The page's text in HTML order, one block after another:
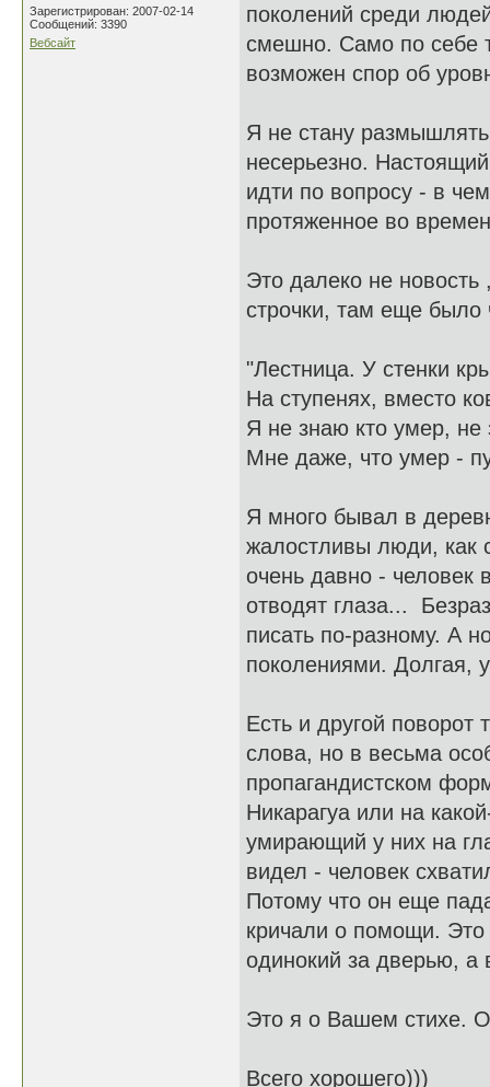
Зарегистрирован: 2007-02-14
Сообщений: 3390
Вебсайт
поколений среди
смешно. Само по себе
возможен спор об
Я не стану
несерьезно.
идти по вопросу - в
протяженное во
Это далеко не
строчки, там еще
"Лестница. У стенки
На ступенях, вместо
Я не знаю кто умер, не
Мне даже, что умер -
Я много бывал в
жалостливы люди, как
очень давно - человек
отводят глаза...
писать по-разному. А
поколениями. Долгая,
Есть и другой
слова, но в весьма
пропагандистском
Никарагуа или на
умирающий у них на
видел - человек
Потому что он еще
кричали о помощи. Это
одинокий за дверью, а
Это я о Вашем стихе.
Всего хорошего)))